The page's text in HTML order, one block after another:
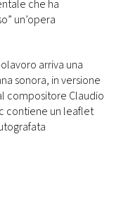
che ha
un’opera
arriva una
sonora, in versione
compositore Claudio
contiene un leaflet